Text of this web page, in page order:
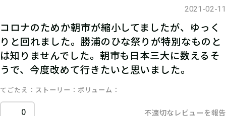
2021-02-11
コロナのためか朝市が縮小してましたが、ゆっく
りと回れました。勝浦のひな祭りが特別なものと
は知りませんでした。朝市も日本三大に数えるそ
うで、今度改めて行きたいと思いました。
てごたえ ストーリー ボリューム
0 不適切なレビューを報告